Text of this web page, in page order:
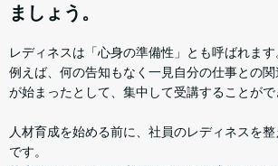
ましょう。
レディネスは「心身の準備性」とも呼ばれます
例えば、何の告知もなく一見自分の仕事との
が始まったとして、集中して受講することがで
人材育成を始める前に、社員のレディネスを
です。